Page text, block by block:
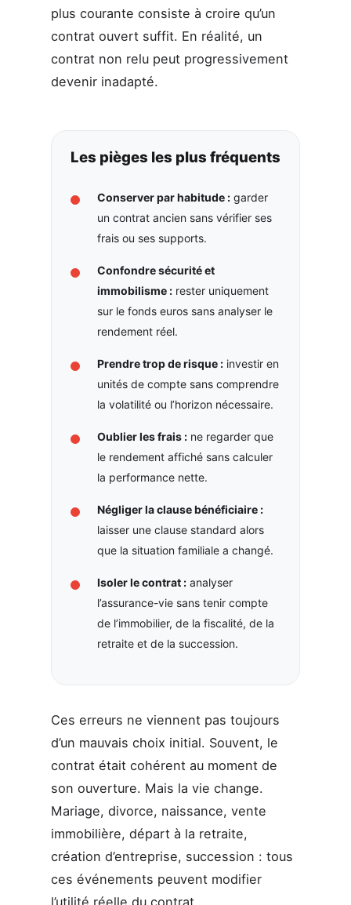
plus courante consiste à croire qu’un
contrat ouvert suffit. En réalité, un
contrat non relu peut progressivement
devenir inadapté.
Les pièges les plus fréquents
Conserver par habitude :garder
un contrat ancien sans vérifier ses
frais ou ses supports.
Confondre sécurité et
immobilisme :rester uniquement
sur le fonds euros sans analyser le
rendement réel.
Prendre trop de risque :investir en
unités de compte sans comprendre
la volatilité ou l’horizon nécessaire.
Oublier les frais :ne regarder que
le rendement affiché sans calculer
la performance nette.
Négliger la clause bénéficiaire :
laisser une clause standard alors
que la situation familiale a changé.
Isoler le contrat :analyser
l’assurance-vie sans tenir compte
de l’immobilier, de la fiscalité, de la
retraite et de la succession.
Ces erreurs ne viennent pas toujours
d’un mauvais choix initial. Souvent, le
contrat était cohérent au moment de
son ouverture. Mais la vie change.
Mariage, divorce, naissance, vente
immobilière, départ à la retraite,
création d’entreprise, succession : tous
ces événements peuvent modifier
l’utilité réelle du contrat.